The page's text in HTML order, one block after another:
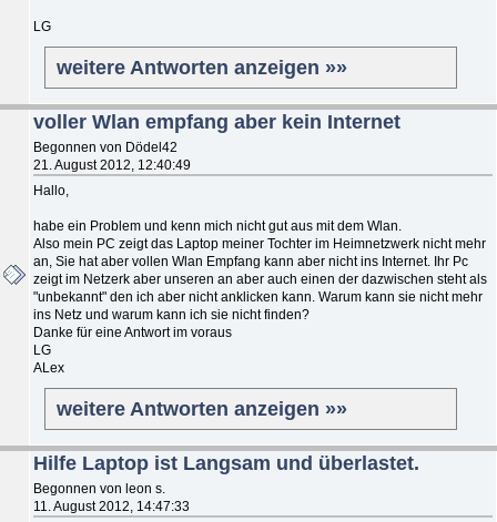
LG
weitere Antworten anzeigen »»
voller Wlan empfang aber kein Internet
Begonnen von Dödel42
21. August 2012, 12:40:49
Hallo,
habe ein Problem und kenn mich nicht gut aus mit dem Wlan.
Also mein PC zeigt das Laptop meiner Tochter im Heimnetzwerk nicht mehr
an, Sie hat aber vollen Wlan Empfang kann aber nicht ins Internet. Ihr Pc
zeigt im Netzerk aber unseren an aber auch einen der dazwischen steht als
"unbekannt" den ich aber nicht anklicken kann. Warum kann sie nicht mehr
ins Netz und warum kann ich sie nicht finden?
Danke für eine Antwort im voraus
LG
ALex
weitere Antworten anzeigen »»
Hilfe Laptop ist Langsam und überlastet.
Begonnen von leon s.
11. August 2012, 14:47:33